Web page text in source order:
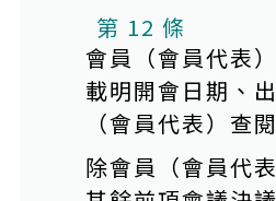
第 12 條
會員（會員代表
載明開會日期、
（會員代表）查
除會員（會員代